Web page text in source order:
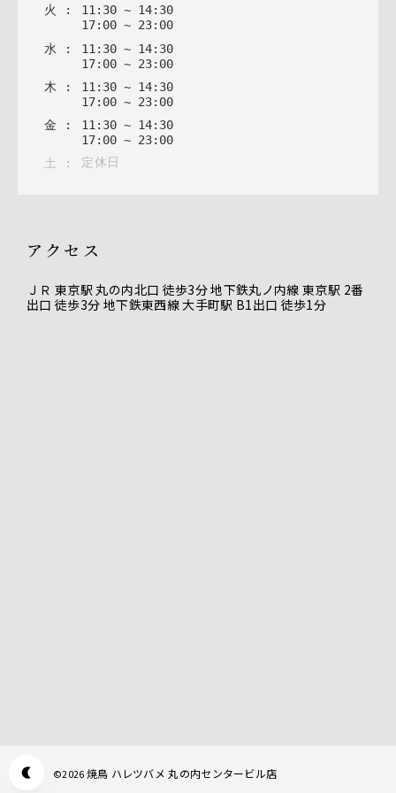
火
: 11: 30 ~ 14: 30
17: 00 ~ 23: 00
水 : 11 : 30 ~ 14: 30
17: 00 ~ 23: 00
木 : 11 : 30 ~ 14: 30
17: 00 ~ 23: 00
金 : 11 : 30 ~ 14: 30
17: 00 ~ 23: 00
土
: 定休日
アクセス
ＪＲ 東京駅 丸の内北口 徒歩3分 地下鉄丸ノ内線 東京駅 2番
出口 徒歩3分 地下鉄東西線 大手町駅 B1出口 徒歩1分
©2026焼鳥 ハレツバメ 丸の内センタービル店
Appearance mode switch